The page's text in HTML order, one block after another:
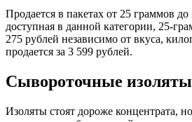
Продается в пакетах от 25 граммов
доступная в данной категории, 25-
275 рублей независимо от вкуса,
продается за 3 599 рублей.
Сывороточные изоляты
Изоляты стоят дороже концентрата,